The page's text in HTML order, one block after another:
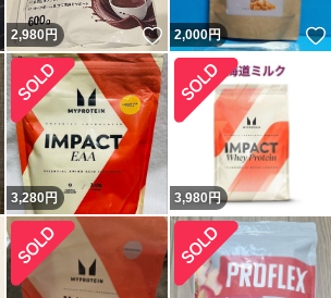
いいね！
2,980円 いいね！
2,000円
いいね！
3,280円 3,980円